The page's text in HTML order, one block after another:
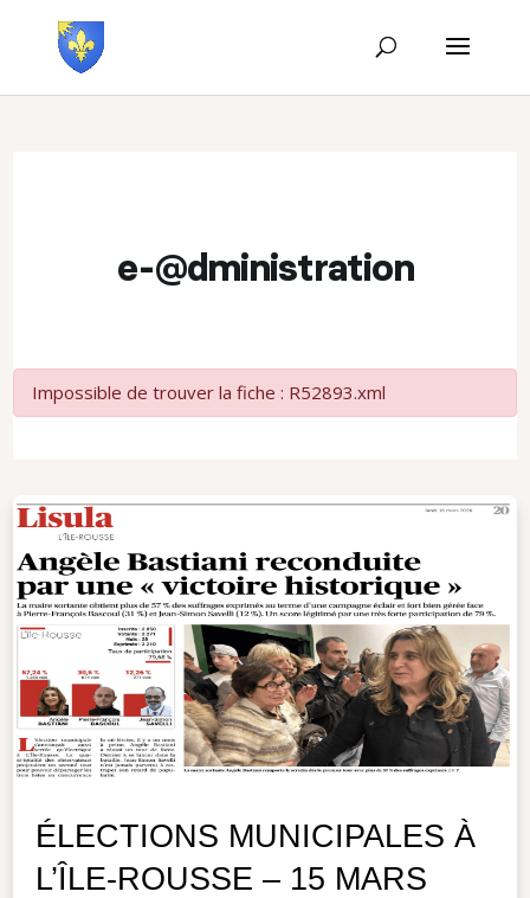
e-@dministration
Impossible de trouver la fiche : R52893.xml
ÉLECTIONS MUNICIPALES À
L’ÎLE-ROUSSE – 15 MARS